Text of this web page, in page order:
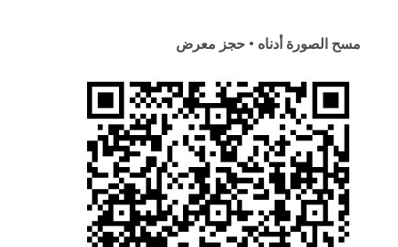
مسح الصورة أدناه • حجز معرض